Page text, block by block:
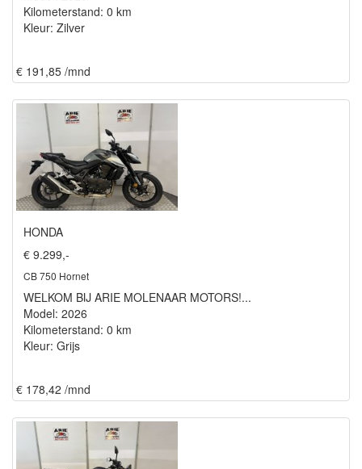
Kilometerstand: 0 km
Kleur: Zilver
€ 191,85 /mnd
HONDA
€ 9.299,-
CB 750 Hornet
WELKOM BIJ ARIE MOLENAAR MOTORS!...
Model: 2026
Kilometerstand: 0 km
Kleur: Grijs
€ 178,42 /mnd